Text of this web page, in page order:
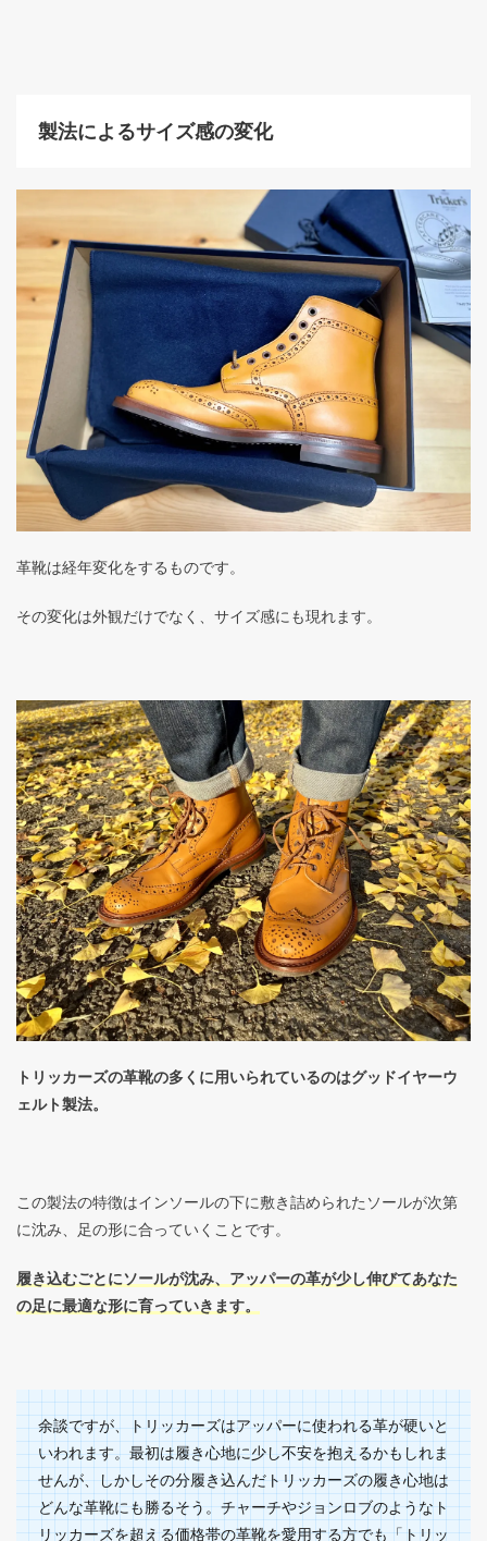
製法によるサイズ感の変化
革靴は経年変化をするものです。
その変化は外観だけでなく、サイズ感にも現れます。
トリッカーズの革靴の多くに用いられているのはグッドイヤーウ
ェルト製法。
この製法の特徴はインソールの下に敷き詰められたソールが次第
に沈み、足の形に合っていくことです。
履き込むごとにソールが沈み、アッパーの革が少し伸びてあなた
の足に最適な形に育っていきます。
余談ですが、トリッカーズはアッパーに使われる革が硬いと
いわれます。最初は履き心地に少し不安を抱えるかもしれま
せんが、しかしその分履き込んだトリッカーズの履き心地は
どんな革靴にも勝るそう。チャーチやジョンロブのようなト
リッカーズを超える価格帯の革靴を愛用する方でも「トリッ